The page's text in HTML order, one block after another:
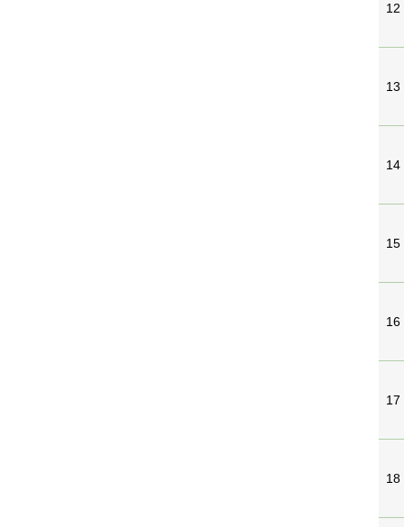
12
13
14
15
16
17
18